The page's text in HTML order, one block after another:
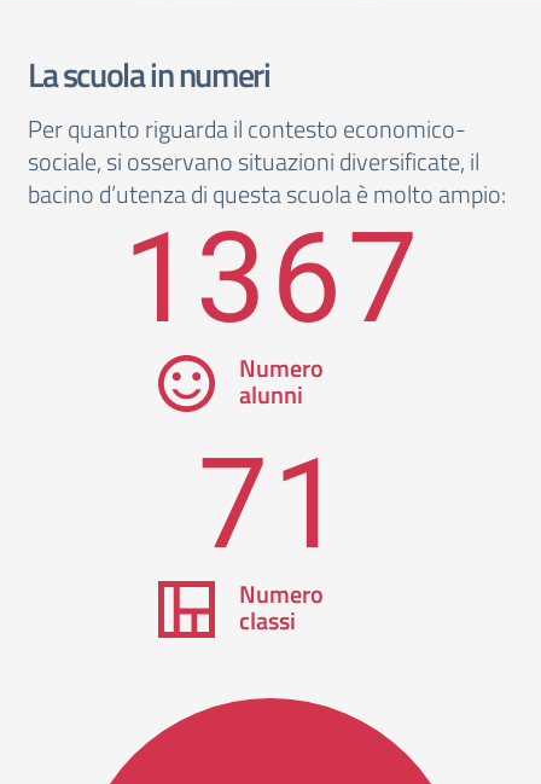
La scuola in numeri
Per quanto riguarda il contesto economico-
sociale, si osservano situazioni diversificate, il
bacino d’utenza di questa scuola è molto ampio:
1367
Numero
alunni
71
Numero
classi